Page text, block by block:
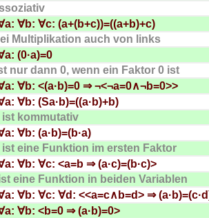
∀b: ∀c: (a+(b+c))=((a+b)+c)
Multiplikation auch von links
(0·a)=0
nur dann 0, wenn ein Faktor 0 ist
∀b: <(a·b)=0 ⇒ ¬<¬a=0∧¬b=0>>
∀b: (Sa·b)=((a·b)+b)
kommutativ
∀b: (a·b)=(b·a)
eine Funktion im ersten Faktor
∀b: ∀c: <a=b ⇒ (a·c)=(b·c)>
eine Funktion in beiden Variablen
∀b: ∀c: ∀d: <<a=c∧b=d> ⇒
∀b: <b=0 ⇒ (a·b)=0>